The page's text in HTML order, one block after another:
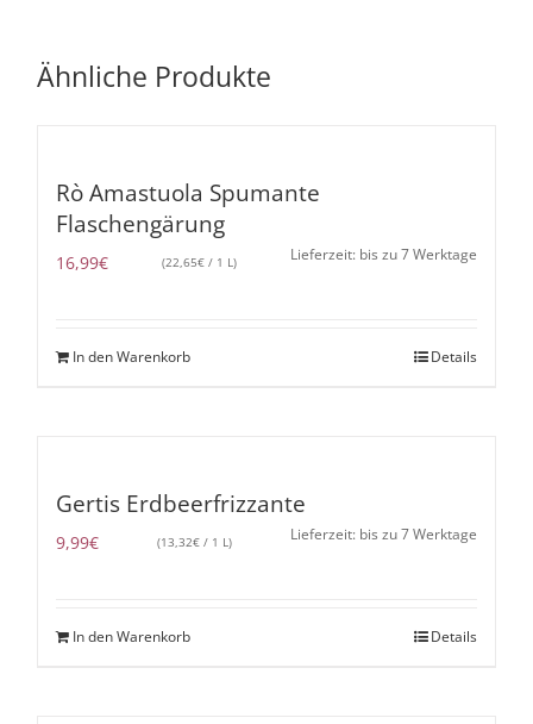
Ähnliche Produkte
Rò Amastuola Spumante
Flaschengärung
16,99€ (22,65€ / 1 L) Lieferzeit: bis zu 7 Werktage
In den Warenkorb Details
Gertis Erdbeerfrizzante
9,99€ (13,32€ / 1 L) Lieferzeit: bis zu 7 Werktage
In den Warenkorb Details